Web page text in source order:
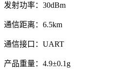
发射功率：30dBm
通信距离：6.5km
通信接口：UART
产品重量：4.9±0.1g